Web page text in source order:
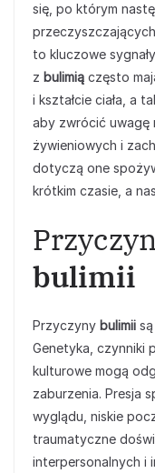
się, po którym
to kluczowe
z bulimią często
i kształcie ciała, a
aby zwrócić uwagę
żywieniowych i
dotyczą one
krótkim czasie, a
bulimii
Przyczyny bulimii
Genetyka, czynniki
kulturowe mogą
zaburzenia. Presja
wyglądu, niskie
traumatyczne
interpersonalnych i